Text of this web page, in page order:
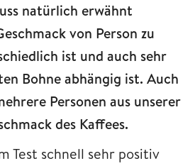
natürlich erwähnt
von Person zu
ist und auch sehr
Bohne abhängig ist. Auch
Personen aus unserer
des Kaffees.
Test schnell sehr positiv